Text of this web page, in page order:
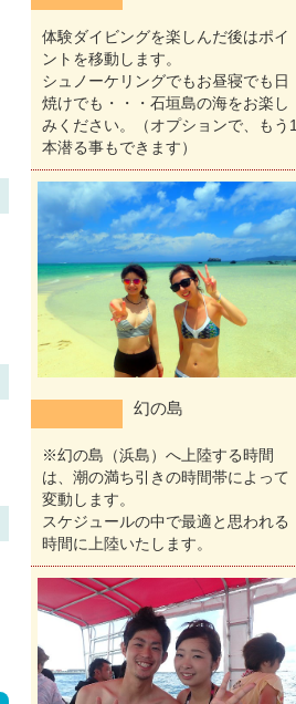
体験ダイビングを楽しんだ後はポイ
ントを移動します。
シュノーケリングでもお昼寝でも日
焼けでも・・・石垣島の海をお楽し
みください。（オプションで、もう1
本潜る事もできます）
幻の島
※幻の島（浜島）へ上陸する時間
は、潮の満ち引きの時間帯によって
変動します。
スケジュールの中で最適と思われる
時間に上陸いたします。